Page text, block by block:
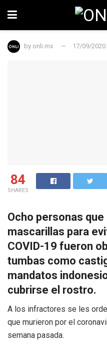
by onli mx 17/09/2020
84
SHARES
Ocho personas
mascarillas para
COVID-19 fueron
tumbas como
mandatos
cubrirse el rostro.
A los infractores se les
que murieron por el
semana pasada.